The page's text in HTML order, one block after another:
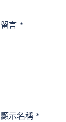
留言 *
顯示名稱 *